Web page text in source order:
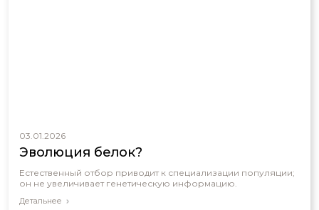
03.01.2026
Эволюция белок?
Естественный отбор приводит к специализации популяции;
он не увеличивает генетическую информацию.
Детальнее